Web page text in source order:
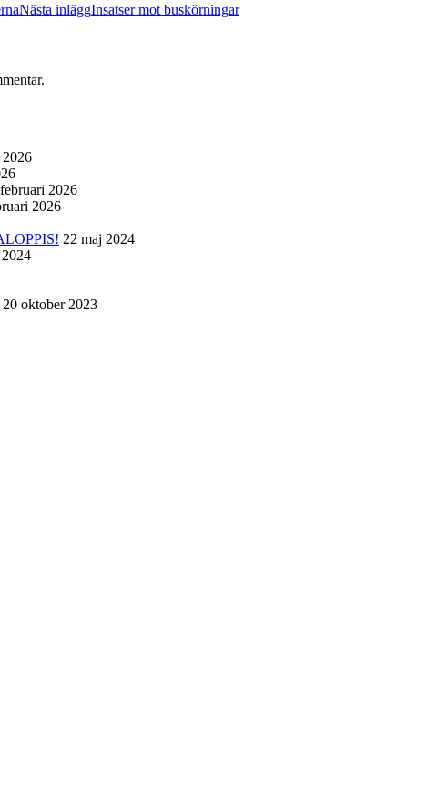
Nästa inläggInsatser mot buskörningar
2026
2026
2026
22 maj 2024
20 oktober 2023